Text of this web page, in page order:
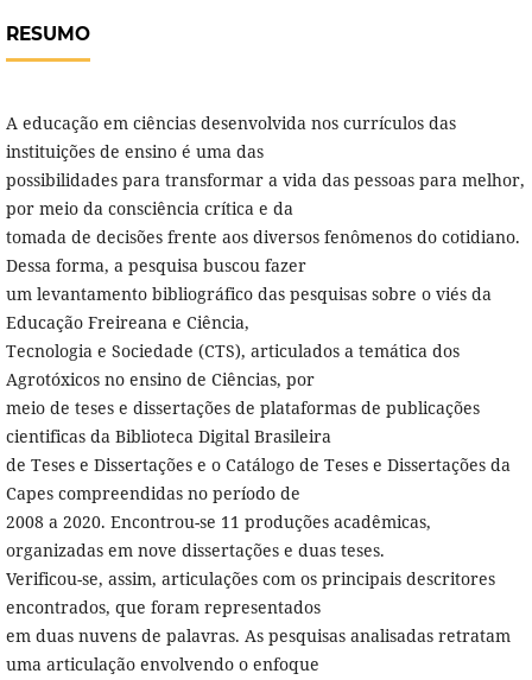
RESUMO
A educação em ciências desenvolvida nos currículos das
instituições de ensino é uma das
possibilidades para transformar a vida das pessoas para melhor,
por meio da consciência crítica e da
tomada de decisões frente aos diversos fenômenos do cotidiano.
Dessa forma, a pesquisa buscou fazer
um levantamento bibliográfico das pesquisas sobre o viés da
Educação Freireana e Ciência,
Tecnologia e Sociedade (CTS), articulados a temática dos
Agrotóxicos no ensino de Ciências, por
meio de teses e dissertações de plataformas de publicações
cientificas da Biblioteca Digital Brasileira
de Teses e Dissertações e o Catálogo de Teses e Dissertações da
Capes compreendidas no período de
2008 a 2020. Encontrou-se 11 produções acadêmicas,
organizadas em nove dissertações e duas teses.
Verificou-se, assim, articulações com os principais descritores
encontrados, que foram representados
em duas nuvens de palavras. As pesquisas analisadas retratam
uma articulação envolvendo o enfoque